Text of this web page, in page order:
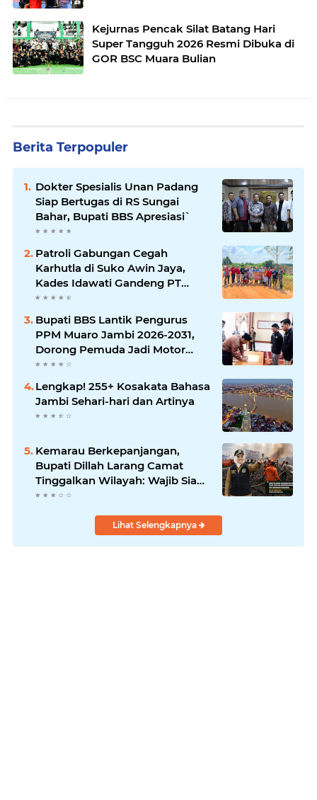
Kejurnas Pencak Silat Batang Hari
Super Tangguh 2026 Resmi Dibuka di
GOR BSC Muara Bulian
Berita Terpopuler
Dokter Spesialis Unan Padang
Siap Bertugas di RS Sungai
Bahar, Bupati BBS Apresiasi`
Patroli Gabungan Cegah
Karhutla di Suko Awin Jaya,
Kades Idawati Gandeng PT
BBB-S, TNI dan BPD
Bupati BBS Lantik Pengurus
PPM Muaro Jambi 2026-2031,
Dorong Pemuda Jadi Motor
Perubahan
Lengkap! 255+ Kosakata Bahasa
Jambi Sehari-hari dan Artinya
Kemarau Berkepanjangan,
Bupati Dillah Larang Camat
Tinggalkan Wilayah: Wajib Siaga
Hadapi Karhutla dan Kebakaran
Lihat Selengkapnya